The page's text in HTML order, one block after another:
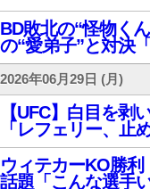
BD敗北の“怪物く
の“愛弟子”と対決
2026年06月29日 (月)
【UFC】白目を剥
「レフェリー、止
ウィテカーKO勝
話題「こんな選手